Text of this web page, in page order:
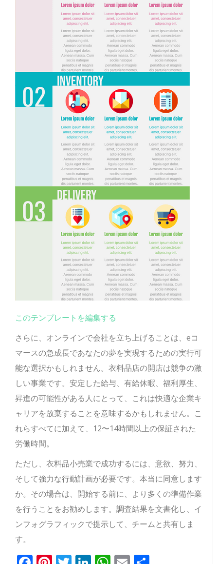
このテンプレートを編集する
さらに、オンラインで会社を立ち上げることは、eコ
マースの急成長であなたの夢を実現するための実行可
能な選択かもしれません。衣料品店の開店は競争の激
しい事業です。安定した給与、有給休暇、福利厚生、
昇進の可能性がある人にとって、これは快適な企業キ
ャリアを放棄することを意味するかもしれません。こ
れらすべてに加えて、12〜14時間以上の保証された
労働時間。
ただし、衣料品小売業で成功するには、意欲、努力、
そして強力な行動計画が必要です。本当に同意します
か。その場合は、開始する前に、より多くの準備作業
を行うことをお勧めします。調査結果を文書化し、イ
ンフォグラフィックで提示して、チームと共有しま
す。